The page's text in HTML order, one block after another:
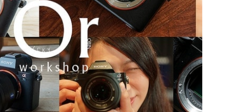
焦
Zeiss
鏡
頭，
Action
Cam
更
趣
味：
HDR-
AS50R